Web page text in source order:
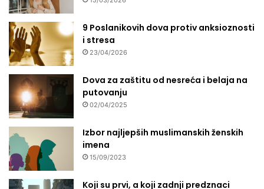
9 Poslanikovih dova protiv anksioznosti
i stresa
23/04/2026
Dova za zaštitu od nesreća i belaja na
putovanju
02/04/2025
Izbor najljepših muslimanskih ženskih
imena
15/09/2023
Koji su prvi, a koji zadnji predznaci